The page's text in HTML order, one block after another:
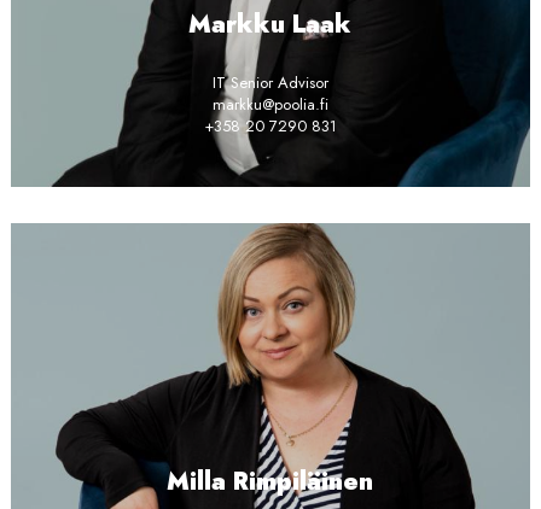
Markku Laak
IT Senior Advisor
markku@poolia.fi
+358 20 7290 831
Milla Rimpiläinen